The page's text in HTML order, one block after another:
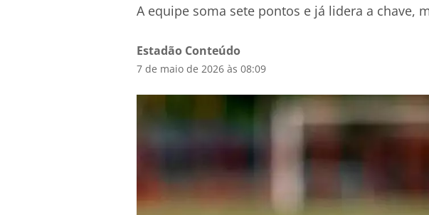
A equipe soma sete pontos e já lidera a chave,
Estadão Conteúdo
7 de maio de 2026 às 08:09